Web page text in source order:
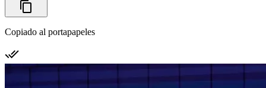
Copiado al portapapeles